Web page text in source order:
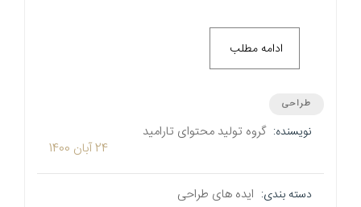
ادامه مطلب
طراحی
نویسنده: گروه تولید محتوای تارامید
24 آبان 1400
دسته بندی: ایده های طراحی